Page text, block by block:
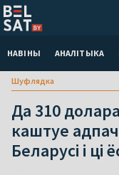
НАВІНЫ АНАЛІТЫКА
Шуфлядка
Да 310
каштуе
Беларусі і ці